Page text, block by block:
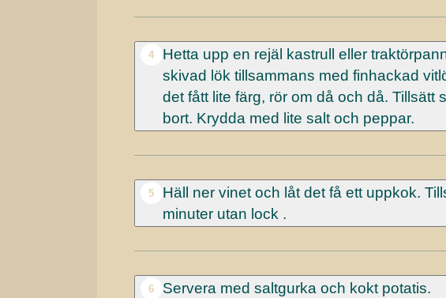
4
Hetta upp en rejäl kastrull eller
skivad lök tillsammans med finhackad
det fått lite färg, rör om då och då.
bort. Krydda med lite salt och peppar.
5
Häll ner vinet och låt det få ett uppkok.
minuter utan lock .
6 Servera med saltgurka och kokt potatis.